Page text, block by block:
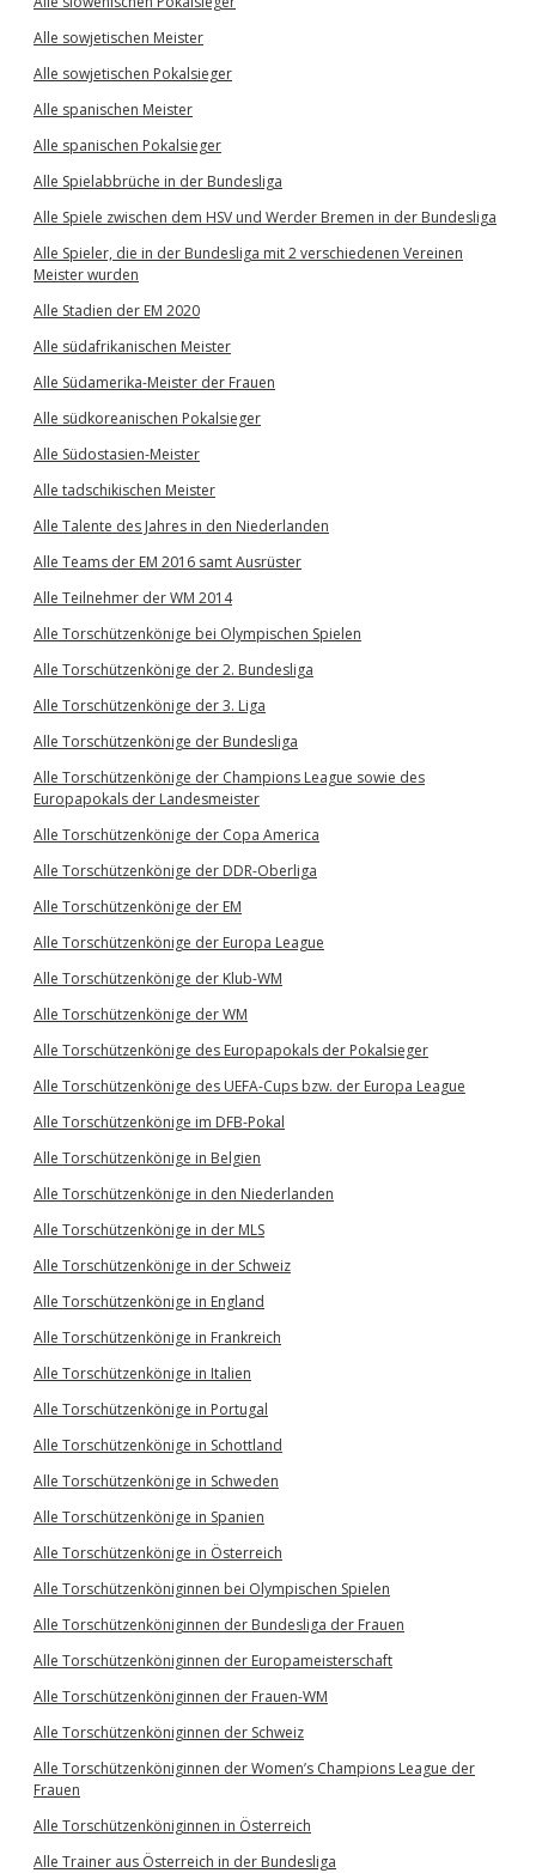
Alle sowjetischen Meister
Alle sowjetischen Pokalsieger
Alle spanischen Meister
Alle spanischen Pokalsieger
Alle Spielabbrüche in der Bundesliga
Alle Spiele zwischen dem HSV und Werder Bremen in der Bundesliga
Alle Spieler, die in der Bundesliga mit 2 verschiedenen Vereinen
Meister wurden
Alle Stadien der EM 2020
Alle südafrikanischen Meister
Alle Südamerika-Meister der Frauen
Alle südkoreanischen Pokalsieger
Alle Südostasien-Meister
Alle tadschikischen Meister
Alle Talente des Jahres in den Niederlanden
Alle Teams der EM 2016 samt Ausrüster
Alle Teilnehmer der WM 2014
Alle Torschützenkönige bei Olympischen Spielen
Alle Torschützenkönige der 2. Bundesliga
Alle Torschützenkönige der 3. Liga
Alle Torschützenkönige der Bundesliga
Alle Torschützenkönige der Champions League sowie des
Europapokals der Landesmeister
Alle Torschützenkönige der Copa America
Alle Torschützenkönige der DDR-Oberliga
Alle Torschützenkönige der EM
Alle Torschützenkönige der Europa League
Alle Torschützenkönige der Klub-WM
Alle Torschützenkönige der WM
Alle Torschützenkönige des Europapokals der Pokalsieger
Alle Torschützenkönige des UEFA-Cups bzw. der Europa League
Alle Torschützenkönige im DFB-Pokal
Alle Torschützenkönige in Belgien
Alle Torschützenkönige in den Niederlanden
Alle Torschützenkönige in der MLS
Alle Torschützenkönige in der Schweiz
Alle Torschützenkönige in England
Alle Torschützenkönige in Frankreich
Alle Torschützenkönige in Italien
Alle Torschützenkönige in Portugal
Alle Torschützenkönige in Schottland
Alle Torschützenkönige in Schweden
Alle Torschützenkönige in Spanien
Alle Torschützenkönige in Österreich
Alle Torschützenköniginnen bei Olympischen Spielen
Alle Torschützenköniginnen der Bundesliga der Frauen
Alle Torschützenköniginnen der Europameisterschaft
Alle Torschützenköniginnen der Frauen-WM
Alle Torschützenköniginnen der Schweiz
Alle Torschützenköniginnen der Women’s Champions League der
Frauen
Alle Torschützenköniginnen in Österreich
Alle Trainer aus Österreich in der Bundesliga